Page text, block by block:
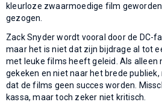
kleurloze zwaarmoedige film
gezogen.
Zack Snyder wordt vooral door de DC-
maar het is niet dat zijn bijdrage al tot
met leuke films heeft geleid. Als alleen
gekeken en niet naar het brede
dat de films geen succes worden.
kassa, maar toch zeker niet kritisch.